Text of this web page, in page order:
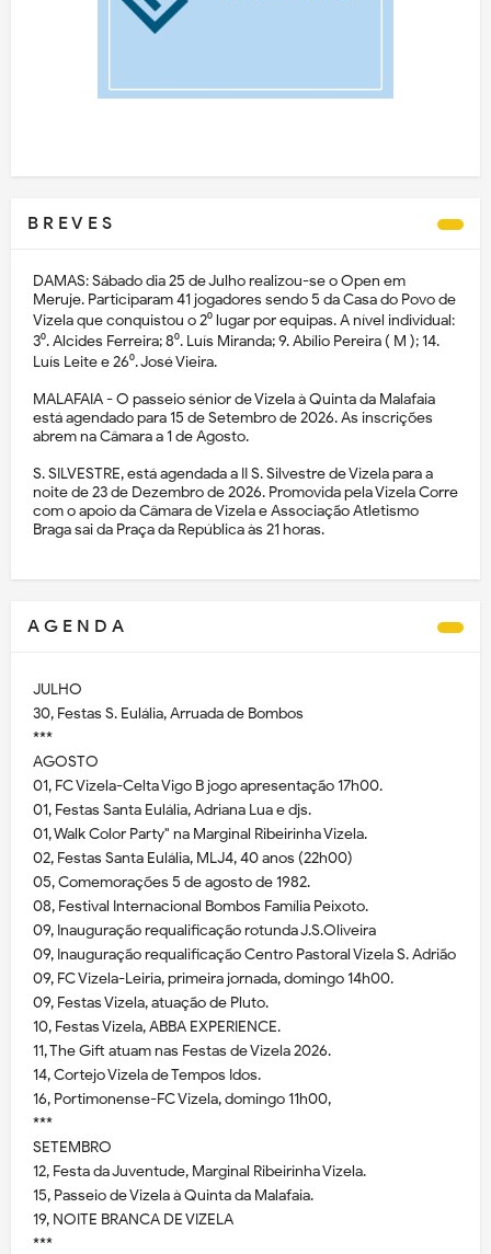
B R E V E S
DAMAS: Sábado dia 25 de Julho realizou-se o Open em
Meruje. Participaram 41 jogadores sendo 5 da Casa do Povo de
Vizela que conquistou o 2⁰ lugar por equipas. A nível individual:
3⁰. Alcides Ferreira; 8⁰. Luís Miranda; 9. Abílio Pereira ( M ); 14.
Luís Leite e 26⁰. José Vieira.
MALAFAIA - O passeio sénior de Vizela à Quinta da Malafaia
está agendado para 15 de Setembro de 2026. As inscrições
abrem na Câmara a 1 de Agosto.
S. SILVESTRE, está agendada a II S. Silvestre de Vizela para a
noite de 23 de Dezembro de 2026. Promovida pela Vizela Corre
com o apoio da Câmara de Vizela e Associação Atletismo
Braga sai da Praça da República às 21 horas.
A G E N D A
JULHO
30, Festas S. Eulália, Arruada de Bombos
***
AGOSTO
01, FC Vizela-Celta Vigo B jogo apresentação 17h00.
01, Festas Santa Eulália, Adriana Lua e djs.
01, Walk Color Party" na Marginal Ribeirinha Vizela.
02, Festas Santa Eulália, MLJ4, 40 anos (22h00)
05, Comemorações 5 de agosto de 1982.
08, Festival Internacional Bombos Família Peixoto.
09, Inauguração requalificação rotunda J.S.Oliveira
09, Inauguração requalificação Centro Pastoral Vizela S. Adrião
09, FC Vizela-Leiria, primeira jornada, domingo 14h00.
09, Festas Vizela, atuação de Pluto.
10, Festas Vizela, ABBA EXPERIENCE.
11, The Gift atuam nas Festas de Vizela 2026.
14, Cortejo Vizela de Tempos Idos.
16, Portimonense-FC Vizela, domingo 11h00,
***
SETEMBRO
12, Festa da Juventude, Marginal Ribeirinha Vizela.
15, Passeio de Vizela à Quinta da Malafaia.
19, NOITE BRANCA DE VIZELA
***